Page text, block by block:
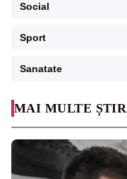
MAI MULTE
Social
Sport
Sanatate